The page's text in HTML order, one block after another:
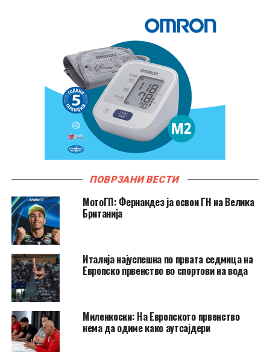
ПОВРЗАНИ ВЕСТИ
МотоГП: Фернандез ја освои ГН на Велика
Британија
Италија најуспешна по првата седмица на
Европско првенство во спортови на вода
Миленкоски: На Европското првенство
нема да одиме како аутсајдери